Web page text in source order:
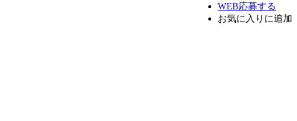
WEB応募する
お気に入り に追加